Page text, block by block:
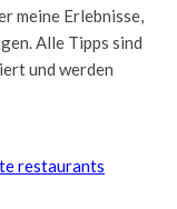
meine Erlebnisse,
Alle Tipps sind
und werden